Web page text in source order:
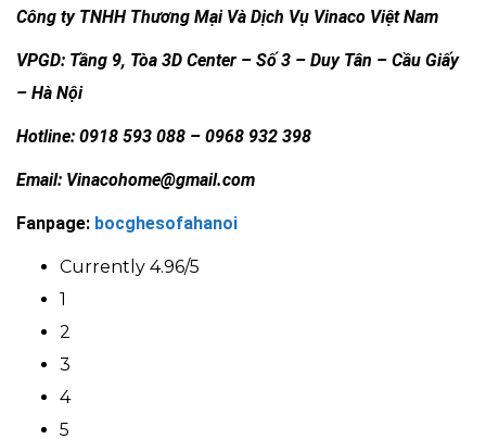
Công ty TNHH Thương Mại Và Dịch Vụ Vinaco Việt Nam
VPGD: Tầng 9, Tòa 3D Center – Số 3 – Duy Tân – Cầu Giấy
– Hà Nội
Hotline: 0918 593 088 – 0968 932 398
Email: Vinacohome@gmail.com
Fanpage: bocghesofahanoi
Currently 4.96/5
1
2
3
4
5